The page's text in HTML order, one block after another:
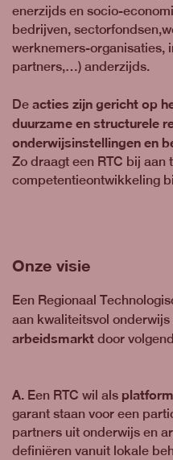
enerzijds en socio-
bedrijven,
werknemers-organisaties,
partners,…) anderzijds.
De acties zijn gericht op
duurzame en structurele
onderwijsinstellingen en
Zo draagt een RTC bij
competentieontwikkeling
Onze visie
Een Regionaal
aan kwaliteitsvol onderwijs
arbeidsmarkt door
A. Een RTC wil als platform
garant staan voor een
partners uit onderwijs en
definiëren vanuit lokale